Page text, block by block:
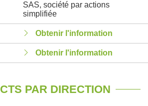
SAS, société par actions
simplifiée
Obtenir l'information
Obtenir l'information
PAR DIRECTION